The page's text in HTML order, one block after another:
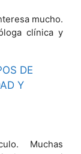
mucho.
clínica y
DE
Y
Muchas